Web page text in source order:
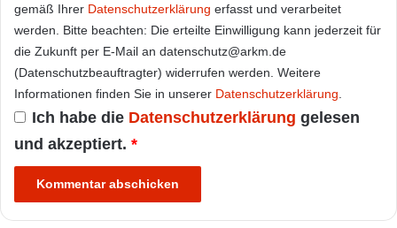
gemäß Ihrer Datenschutzerklärung erfasst und verarbeitet
werden. Bitte beachten: Die erteilte Einwilligung kann jederzeit für
die Zukunft per E-Mail an datenschutz@arkm.de
(Datenschutzbeauftragter) widerrufen werden. Weitere
Informationen finden Sie in unserer Datenschutzerklärung.
Ich habe die Datenschutzerklärung gelesen
und akzeptiert. *